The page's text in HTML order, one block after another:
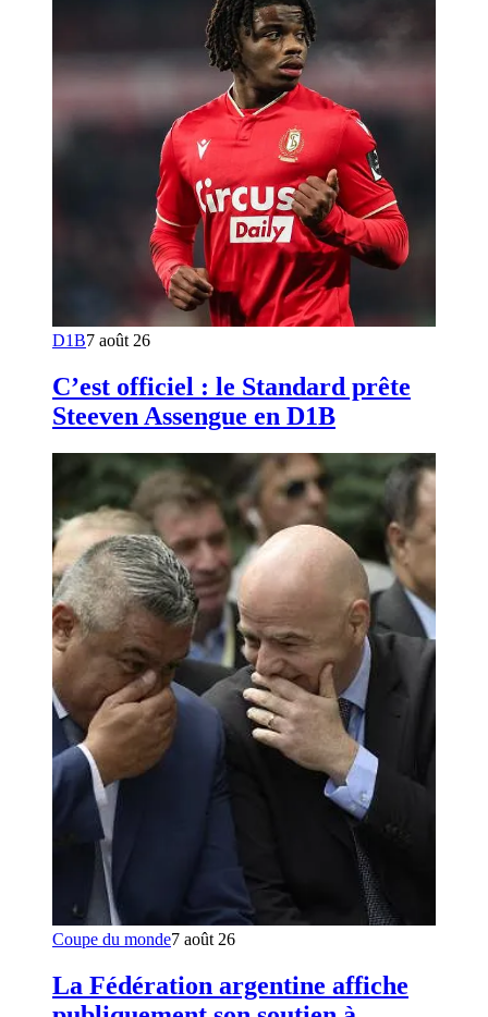
D1B7 août 26
C’est officiel : le Standard prête
Steeven Assengue en D1B
Coupe du monde7 août 26
La Fédération argentine affiche